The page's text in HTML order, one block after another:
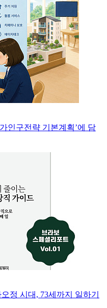
인구전략 기본계획’에 담
정 시대, 73세까지 일하기